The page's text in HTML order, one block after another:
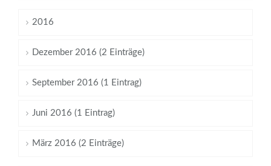
2016
Dezember 2016 (2 Einträge)
September 2016 (1 Eintrag)
Juni 2016 (1 Eintrag)
März 2016 (2 Einträge)